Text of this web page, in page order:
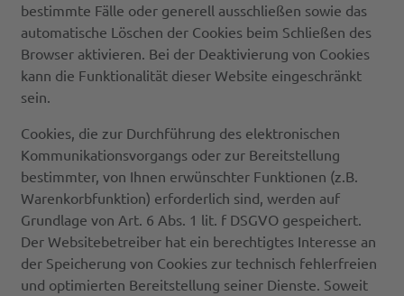
bestimmte Fälle oder generell ausschließen sowie das
automatische Löschen der Cookies beim Schließen des
Browser aktivieren. Bei der Deaktivierung von Cookies
kann die Funktionalität dieser Website eingeschränkt
sein.
Cookies, die zur Durchführung des elektronischen
Kommunikationsvorgangs oder zur Bereitstellung
bestimmter, von Ihnen erwünschter Funktionen (z.B.
Warenkorbfunktion) erforderlich sind, werden auf
Grundlage von Art. 6 Abs. 1 lit. f DSGVO gespeichert.
Der Websitebetreiber hat ein berechtigtes Interesse an
der Speicherung von Cookies zur technisch fehlerfreien
und optimierten Bereitstellung seiner Dienste. Soweit